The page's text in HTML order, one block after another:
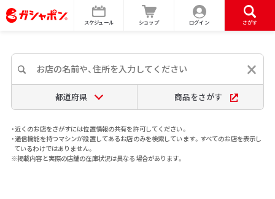
スケジュール ショップ ログイン さがす
都道府県 商品をさがす
・近くのお店をさがすには位置情報の共有を許可してください。
・通信機能を持つマシンが設置してあるお店のみを検索しています。すべてのお店を表示し
ているわけではありません。
※掲載内容と実際の店舗の在庫状況は異なる場合があります。